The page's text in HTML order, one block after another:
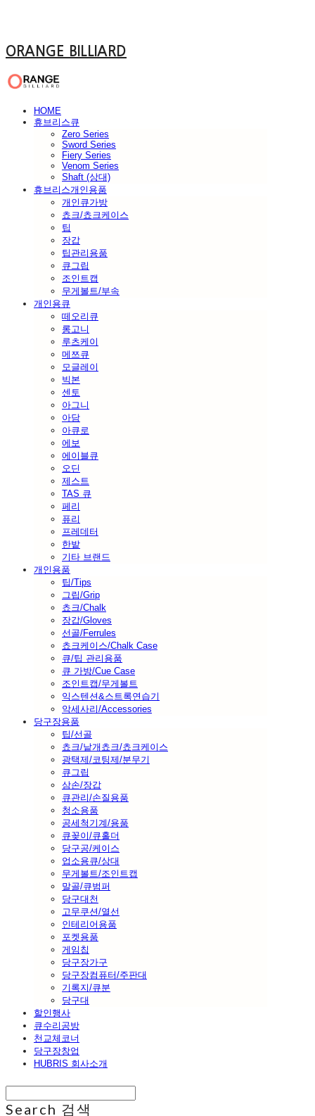
ORANGE BILLIARD
HOME
휴브리스큐
Zero Series
Sword Series
Fiery Series
Venom Series
Shaft (상대)
휴브리스개인용품
개인큐가방
쵸크/쵸크케이스
팁
장갑
팁관리용품
큐그립
조인트캡
무게볼트/부속
개인용큐
떼오리큐
롱고니
루츠케이
메쯔큐
모글레이
빅본
센토
아그니
아담
아큐로
에보
에이블큐
오딘
제스트
TAS 큐
페리
퓨리
프레데터
한밭
기타 브랜드
개인용품
팁/Tips
그립/Grip
쵸크/Chalk
장갑/Gloves
선골/Ferrules
쵸크케이스/Chalk Case
큐/팁 관리용품
큐 가방/Cue Case
조인트캡/무게볼트
익스텐션&스트록연습기
악세사리/Accessories
당구장용품
팁/선골
쵸크/낱개쵸크/쵸크케이스
광택제/코팅제/분무기
큐그립
삼손/장갑
큐관리/손질용품
청소용품
공세척기계/용품
큐꽂이/큐홀더
당구공/케이스
업소용큐/상대
무게볼트/조인트캡
말골/큐범퍼
당구대천
고무쿠션/열선
인테리어용품
포켓용품
게임칩
당구장가구
당구장컴퓨터/주판대
기록지/큐분
당구대
할인행사
큐수리공방
천교체코너
당구장창업
HUBRIS 회사소개
Search 검색